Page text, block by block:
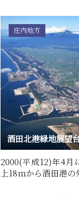
庄内地方
2000(平成12)年4月
上18ｍから酒田港の